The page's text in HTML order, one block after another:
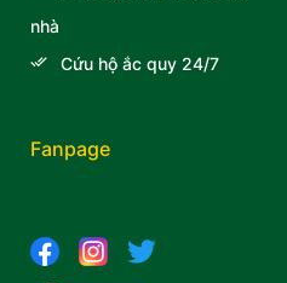
nhà
Cứu hộ ắc quy 24/7
Fanpage